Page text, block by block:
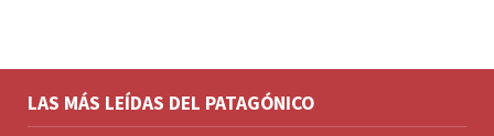
LAS MÁS LEÍDAS DEL PATAGÓNICO